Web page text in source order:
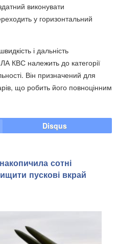
виконувати
у горизонтальний
і дальність
КВС належить до категорії
Він призначений для
що робить його повноцінним
Disqus
сотні
пускові вкрай